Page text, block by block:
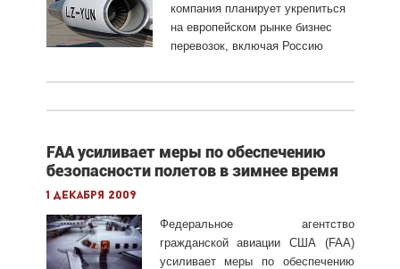
компания планирует укрепиться
на европейском рынке бизнес
перевозок, включая Россию
FAA усиливает меры по обеспечению
безопасности полетов в зимнее время
1 декабря 2009
Федеральное агентство
гражданской авиации США (FAA)
усиливает меры по обеспечению